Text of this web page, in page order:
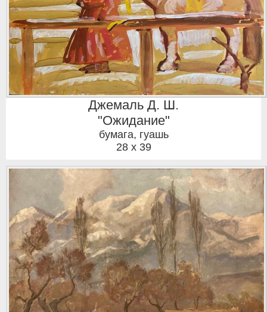
Джемаль Д. Ш.
"Ожидание"
бумага, гуашь
28 x 39